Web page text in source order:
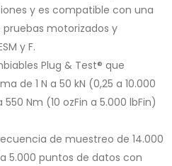
y es compatible con una
motorizados y
y F.
Plug & Test® que
de 1 N a 50 kN (0,25 a 10.000
Nm (10 ozFin a 5.000 lbFin)
de muestreo de 14.000
5.000 puntos de datos con